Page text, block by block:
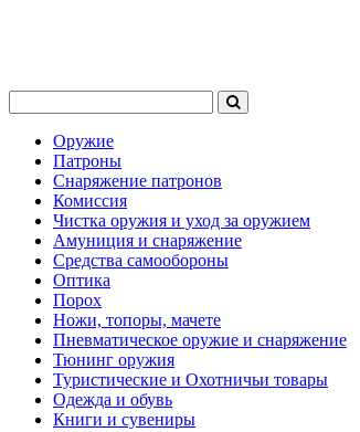
Оружие
Патроны
Снаряжение патронов
Комиссия
Чистка оружия и уход за оружием
Амуниция и снаряжение
Средства самообороны
Оптика
Порох
Ножи, топоры, мачете
Пневматическое оружие и снаряжение
Тюнинг оружия
Туристические и Охотничьи товары
Одежда и обувь
Книги и сувениры